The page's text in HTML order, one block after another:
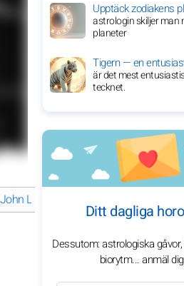
Lennons karriär så
Upptäck zodiakens
astrologin skiljer man
planeter
Tigern — en
är det mest
tecknet.
Ditt dagliga
Dessutom: astrologiska
biorytm... anmäl